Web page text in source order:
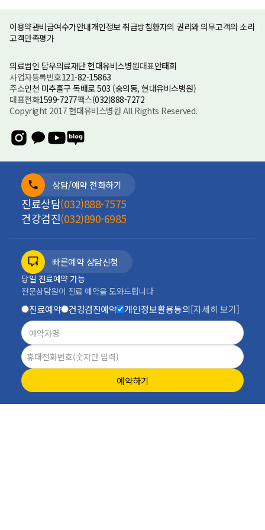
이용약관비급여수가안내개인정보 취급방침환자의 권리와 의무고객의 소리
고객만족평가
의료법인 담우의료재단 현대유비스병원대표안태희
사업자등록번호121-82-15863
주소인천 미추홀구 독배로 503 (숭의동, 현대유비스병원)
대표전화1599-7277팩스(032)888-7272
Copyright 2017 현대유비스병원 All Rights Reserved.
상담/예약 전화하기
진료상담(032)888-7575
건강검진(032)890-6985
빠른예약 상담신청
당일 진료예약 가능
전문상담원이 진료 예약을 도와드립니다
진료예약 건강검진예약 개인정보활용동의[자세히 보기]
예약하기